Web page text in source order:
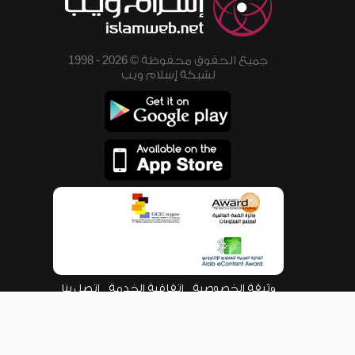
جميع الحقوق محفوظة © 2026 - 1998
لشبكة إسلام ويب
وثيقة الخصوصية اتفاقية الخدمة اتصل بنا